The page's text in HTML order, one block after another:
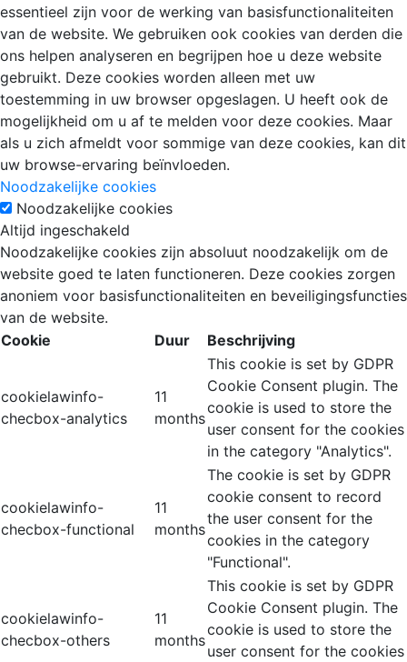
essentieel zijn voor de werking van basisfunctionaliteiten
van de website. We gebruiken ook cookies van derden die
ons helpen analyseren en begrijpen hoe u deze website
gebruikt. Deze cookies worden alleen met uw
toestemming in uw browser opgeslagen. U heeft ook de
mogelijkheid om u af te melden voor deze cookies. Maar
als u zich afmeldt voor sommige van deze cookies, kan dit
uw browse-ervaring beïnvloeden.
Noodzakelijke cookies
Noodzakelijke cookies
Altijd ingeschakeld
Noodzakelijke cookies zijn absoluut noodzakelijk om de
website goed te laten functioneren. Deze cookies zorgen
anoniem voor basisfunctionaliteiten en beveiligingsfuncties
van de website.
Cookie
Duur Beschrijving
cookielawinfo-
checbox-analytics
11
months
This cookie is set by GDPR
Cookie Consent plugin. The
cookie is used to store the
user consent for the cookies
in the category "Analytics".
cookielawinfo-
checbox-functional
11
months
The cookie is set by GDPR
cookie consent to record
the user consent for the
cookies in the category
"Functional".
cookielawinfo-
checbox-others
11
months
This cookie is set by GDPR
Cookie Consent plugin. The
cookie is used to store the
user consent for the cookies